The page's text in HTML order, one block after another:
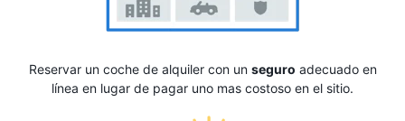
Reservar un coche de alquiler con un seguro adecuado en
línea en lugar de pagar uno mas costoso en el sitio.